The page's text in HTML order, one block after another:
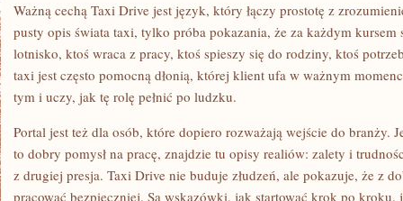
Ważną cechą Taxi Drive jest język, który łączy prostotę z
pusty opis świata taxi, tylko próba pokazania, że za każdym kursem
lotnisko, ktoś wraca z pracy, ktoś spieszy się do rodziny, ktoś
taxi jest często pomocną dłonią, której klient ufa w ważnym
tym i uczy, jak tę rolę pełnić po ludzku.
Portal jest też dla osób, które dopiero rozważają wejście do branży.
to dobry pomysł na pracę, znajdzie tu opisy realiów: zalety i
z drugiej presja. Taxi Drive nie buduje złudzeń, ale pokazuje, że z
pracować bezpieczniej. Są wskazówki, jak startować krok po kroku,